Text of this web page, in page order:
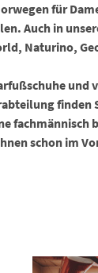
für
Auch in
Naturino,
fachmännisch
schon im